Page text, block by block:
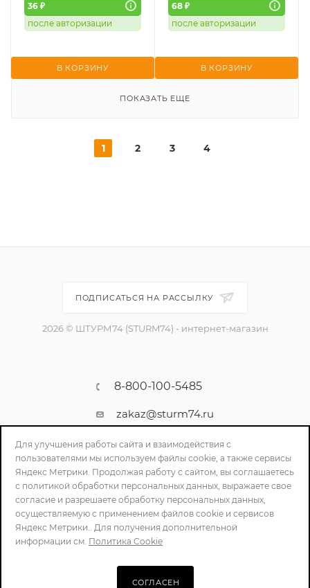
36 ₽
после авторизации
В КОРЗИНУ
68 ₽
после авторизации
В КОРЗИНУ
ПОКАЗАТЬ ЕЩЕ
1 2 3 4
ПОДПИСАТЬСЯ НА РАССЫЛКУ
2026 © ШТУРМ74 (STURM74) - интернет-магазин
8-800-100-5485
zakaz@sturm74.ru
г. Челябинск, ул. Стартовая 34/1
ПОЛИТИКА КОНФИДЕНЦИАЛЬНОСТИ
Для улучшения работы сайта и взаимодействия с
пользователями мы используем файлы cookie, а также сервисы
Яндекс Метрики. Продолжая работу с сайтом, вы соглашаетесь
с политикой обработки персональных данных, выражаете свое
согласие и разрешаете обработку персональных данных,
осуществляемую с применением файлов cookie и сервисов
Яндекс Метрики.. Для получения дополнительной
информации см. Политика Cookie
СОГЛАСЕН